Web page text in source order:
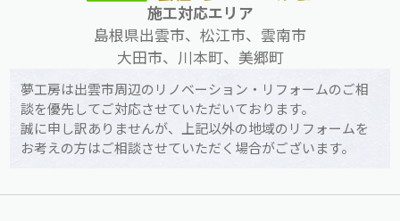
施工対応エリア
島根県出雲市、松江市、雲南市
大田市、川本町、美郷町
夢工房は出雲市周辺のリノベーション・リフォームのご相
談を優先してご対応させていただいております。
誠に申し訳ありませんが、上記以外の地域のリフォームを
お考えの方はご相談させていただく場合がございます。